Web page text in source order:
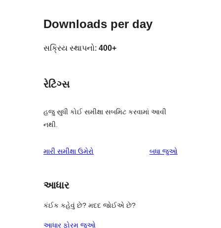
Downloads per day
સક્રિય સ્થાપનો: 400+
રેટિંગ્સ
હજુ સુધી કોઈ સમીક્ષા સબમિટ કરવામાં આવી
નથી.
મારી સમીક્ષા ઉમેરો બધા સમીક્ષાઓ
જુઓ
આધાર
કંઈક કહેવું છે? મદદ જોઈએ છે?
આધાર ફોરમ જુઓ